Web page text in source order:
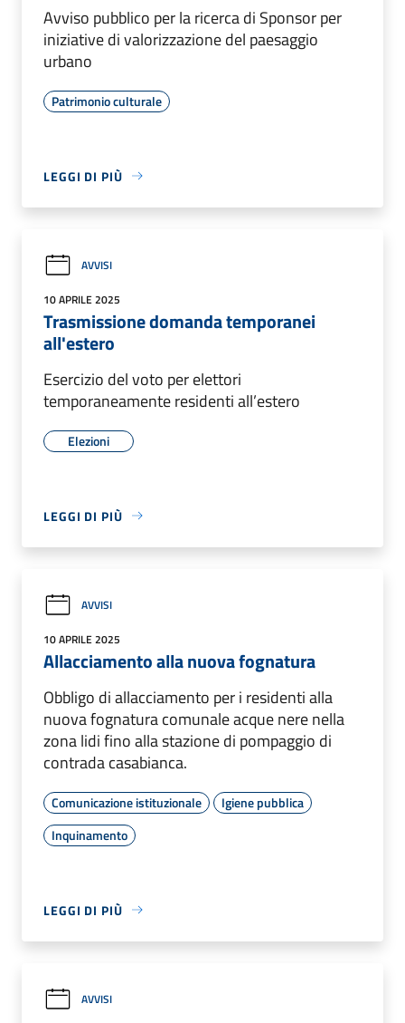
Avviso pubblico per la ricerca di Sponsor per
iniziative di valorizzazione del paesaggio
urbano
Patrimonio culturale
LEGGI DI PIÙ
AVVISI
10 APRILE 2025
Trasmissione domanda temporanei
all'estero
Esercizio del voto per elettori
temporaneamente residenti all’estero
Elezioni
LEGGI DI PIÙ
AVVISI
10 APRILE 2025
Allacciamento alla nuova fognatura
Obbligo di allacciamento per i residenti alla
nuova fognatura comunale acque nere nella
zona lidi fino alla stazione di pompaggio di
contrada casabianca.
Comunicazione istituzionale
Igiene pubblica
Inquinamento
LEGGI DI PIÙ
AVVISI